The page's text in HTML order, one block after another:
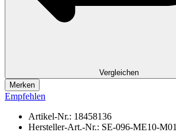
Vergleichen
Merken
Empfehlen
Artikel-Nr.: 18458136
Hersteller-Art.-Nr.: SE-096-ME10-M01